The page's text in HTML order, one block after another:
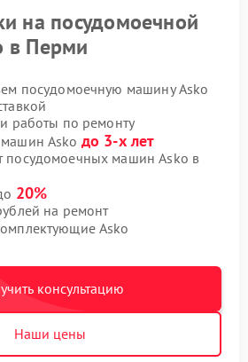
на посудомоечной
в Перми
посудомоечную машину Asko
работы по ремонту
Asko до 3-х лет
посудомоечных машин Asko в
20%
на ремонт
Asko
консультацию
Наши цены